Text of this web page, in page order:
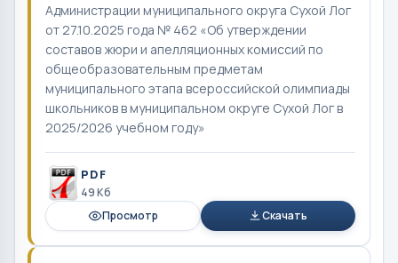
Администрации муниципального округа Сухой Лог
от 27.10.2025 года № 462 «Об утверждении
составов жюри и апелляционных комиссий по
общеобразовательным предметам
муниципального этапа всероссийской олимпиады
школьников в муниципальном округе Сухой Лог в
2025/2026 учебном году»
PDF
49 Кб
Просмотр
Скачать